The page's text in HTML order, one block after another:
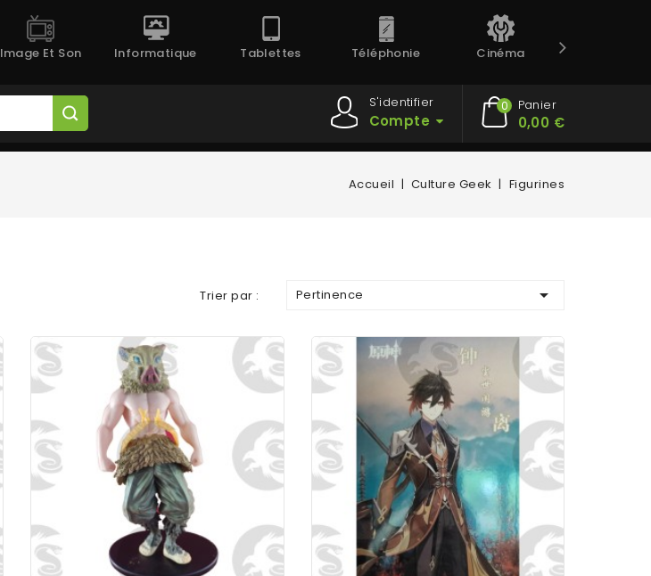
Image Et Son Informatique Tablettes Téléphonie Cinéma
Panier
0,00 €
0
S'identifier
Compte
Accueil Culture Geek Figurines
Trier par : Pertinence 